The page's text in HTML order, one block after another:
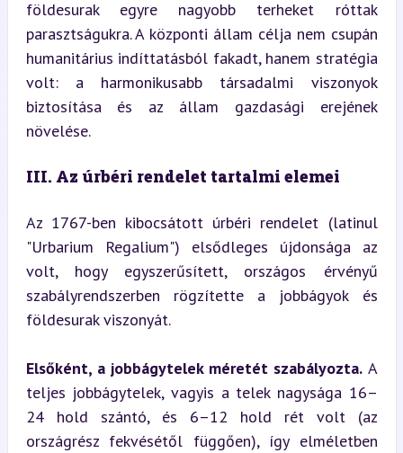
földesurak egyre nagyobb terheket róttak
parasztságukra. A központi állam célja nem csupán
humanitárius indíttatásból fakadt, hanem stratégia
volt: a harmonikusabb társadalmi viszonyok
biztosítása és az állam gazdasági erejének
növelése.
III. Az úrbéri rendelet tartalmi elemei
Az 1767-ben kibocsátott úrbéri rendelet (latinul
"Urbarium Regalium") elsődleges újdonsága az
volt, hogy egyszerűsített, országos érvényű
szabályrendszerben rögzítette a jobbágyok és
földesurak viszonyát.
Elsőként, a jobbágytelek méretét szabályozta. A
teljes jobbágytelek, vagyis a telek nagysága 16–
24 hold szántó, és 6–12 hold rét volt (az
országrész fekvésétől függően), így elméletben